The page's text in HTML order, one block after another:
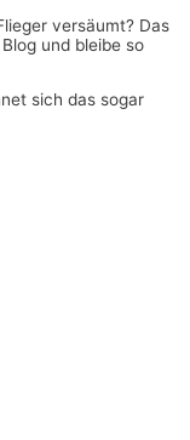
versäumt? Das
und bleibe so
sich das sogar